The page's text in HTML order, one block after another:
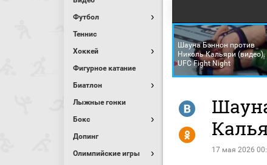
Футбол
Теннис
Хоккей
Фигурное катание
Биатлон
Лыжные гонки
Бокс
Допинг
Олимпийские игры
Шауна Бэннон против
Николь Кальяри (видео).
UFC Fight Night
17 мая 2026
R
Y